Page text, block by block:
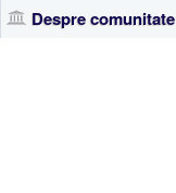
Despre comunitate